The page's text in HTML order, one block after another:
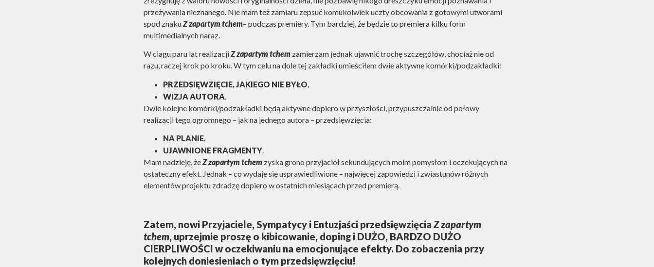
przeżywania nieznanego. Nie mam też zamiaru zepsuć komukolwiek uczty obcowania z gotowymi utworami
spod znakuZ zapartym tchem– podczas premiery. Tym bardziej, że będzie to premiera kilku form
multimedialnych naraz.
W ciagu paru lat realizacjiZ zapartym tchem zamierzam jednak ujawnić trochę szczegółów, chociaż nie od
razu, raczej krok po kroku. W tym celu na dole tej zakładki umieściłem dwie aktywne komórki/podzakładki:
PRZEDSIĘWZIĘCIE, JAKIEGO NIE BYŁO,
WIZJA AUTORA
Dwie kolejne komórki/podzakładki będą aktywne dopiero w przyszłości, przypuszczalnie od połowy
realizacji tego ogromnego – jak na jednego autora – przedsięwzięcia:
NA PLANIE,
UJAWNIONE FRAGMENTY.
Mam nadzieję, żeZ zapartym tchem zyska grono przyjaciół sekundujących moim pomysłom i oczekujących na
ostateczny efekt. Jednak – co wydaje się usprawiedliwione – najwięcej zapowiedzi i zwiastunów różnych
elementów projektu zdradzę dopiero w ostatnich miesiącach przed premierą.
Zatem, nowi Przyjaciele, Sympatycy i Entuzjaści przedsięwzięciaZ zapartym
tchem, uprzejmie proszę o kibicowanie, doping i DUŻO, BARDZO DUŻO
CIERPLIWOŚCI w oczekiwaniu na emocjonujące efekty. Do zobaczenia przy
kolejnych doniesieniach o tym przedsięwzięciu!